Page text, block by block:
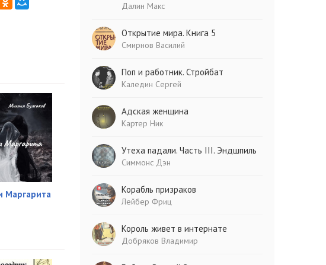
Маргарита
Далин Макс
Открытие мира. Книга 5
Смирнов Василий
Поп и работник. Стройбат
Каледин Сергей
Адская женщина
Картер Ник
Утеха падали. Часть III. Эндшпиль
Симмонс Дэн
Корабль призраков
Лейбер Фриц
Король живет в интернате
Добряков Владимир